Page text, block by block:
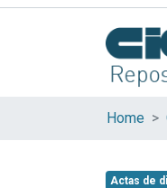
Home
Actas de